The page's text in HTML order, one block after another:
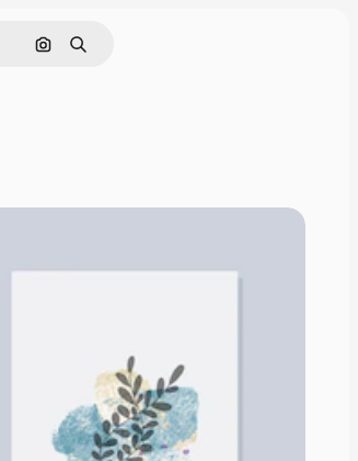
Cerca per immagine
Ricerca